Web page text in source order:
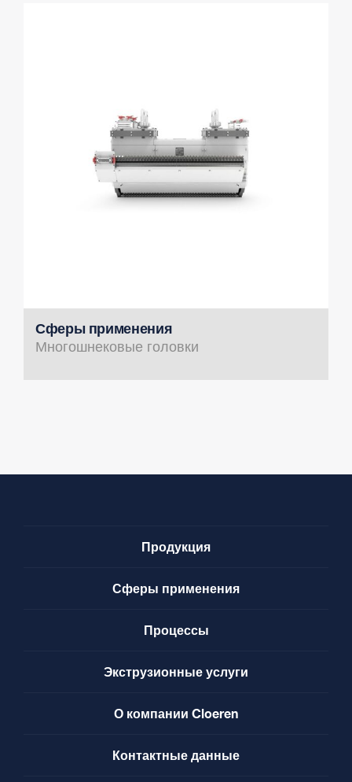
Сферы применения
Многошнековые головки
Продукция
Сферы применения
Процессы
Экструзионные услуги
О компании Cloeren
Контактные данные